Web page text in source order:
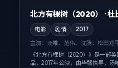
北方有棵树（2020） · 杜
电影 剧情
2017
主演： 汤唯、范伟、沈腾、松田龙
《北方有棵树（2020）》是一部
品，2017年公映，由毕赣执导，汤